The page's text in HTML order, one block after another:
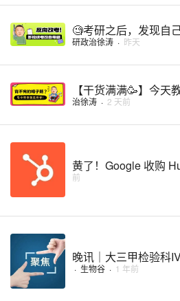
🧐考研之后，发现自
研政治徐涛 · 昨天
【干货满满🥳】今天
治徐涛 · 2 天前
黄了！Google 收购
前
晚讯｜大三甲检验科
· 生物谷 · 1 年前